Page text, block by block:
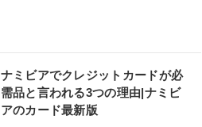
ナミビアでクレジットカードが必
需品と言われる3つの理由|ナミビ
アのカード最新版